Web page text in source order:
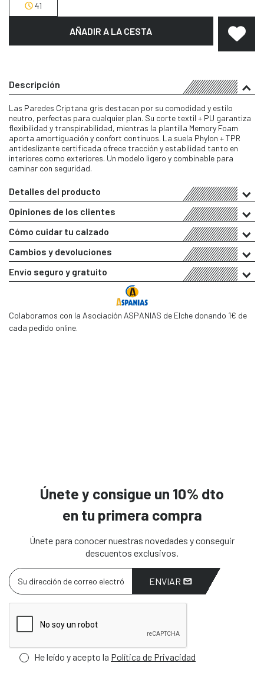
41
AÑADIR A LA CESTA
Descripción
Las Paredes Criptana gris destacan por su comodidad y estilo
neutro, perfectas para cualquier plan. Su corte textil + PU garantiza
flexibilidad y transpirabilidad, mientras la plantilla Memory Foam
aporta amortiguación y confort continuos. La suela Phylon + TPR
antideslizante certificada ofrece tracción y estabilidad tanto en
interiores como exteriores. Un modelo ligero y combinable para
caminar con seguridad.
Detalles del producto
Opiniones de los clientes
Cómo cuidar tu calzado
Cambios y devoluciones
Envío seguro y gratuito
Colaboramos con la Asociación ASPANIAS de Elche donando 1€ de
cada pedido online.
Únete y consigue un 10% dto
en tu primera compra
Únete para conocer nuestras novedades y conseguir
descuentos exclusivos.
ENVIAR
He leído y acepto la Política de Privacidad